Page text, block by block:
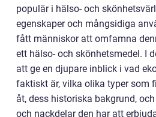
populär i hälso- och
egenskaper och mångsidiga
fått människor att omfamna
ett hälso- och skönhetsmedel. I
att ge en djupare inblick i vad
faktiskt är, vilka olika typer som
åt, dess historiska bakgrund,
och nackdelar den har att